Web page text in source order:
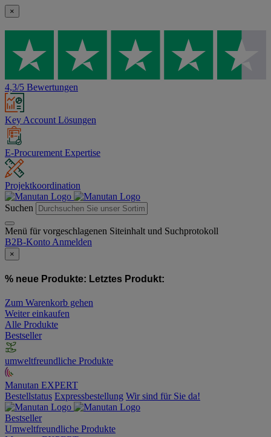
×
4,3/5 Bewertungen
Key Account Lösungen
E-Procurement Expertise
Projektkoordination
Suchen
Menü für vorgeschlagenen Siteinhalt und Suchprotokoll
B2B-Konto Anmelden
×
% neue Produkte: Letztes Produkt:
Zum Warenkorb gehen
Weiter einkaufen
Alle Produkte
Bestseller
umweltfreundliche Produkte
Manutan EXPERT
Bestellstatus Expressbestellung Wir sind für Sie da!
Bestseller
Umweltfreundliche Produkte